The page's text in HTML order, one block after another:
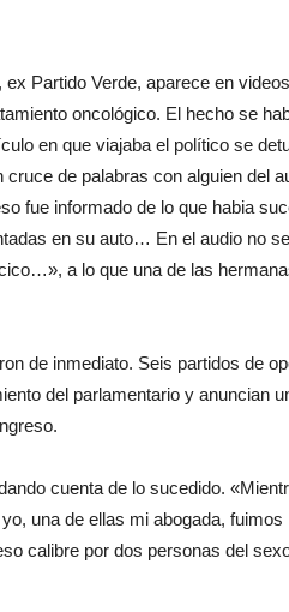
Partido Verde, aparece en
oncológico. El hecho se
en que viajaba el político se
de palabras con alguien del
fue informado de lo que habia
en su auto… En el audio no
a lo que una de las
de inmediato. Seis partidos de
del parlamentario y anuncian
cuenta de lo sucedido.
una de ellas mi abogada, fuimos
calibre por dos personas del